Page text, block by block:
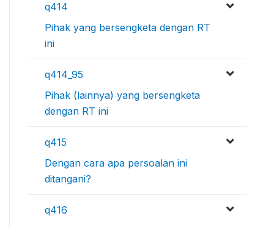
q414
Pihak yang bersengketa dengan RT
ini
q414_95
Pihak (lainnya) yang bersengketa
dengan RT ini
q415
Dengan cara apa persoalan ini
ditangani?
q416